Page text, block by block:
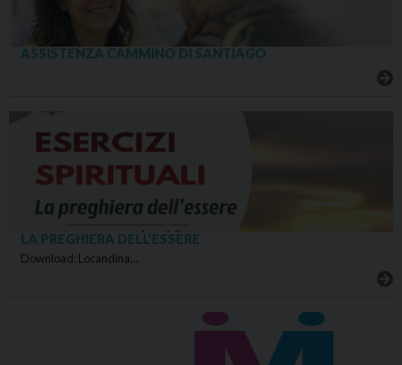
ASSISTENZA CAMMINO DI SANTIAGO
LA PREGHIERA DELL’ESSERE
Download: Locandina…